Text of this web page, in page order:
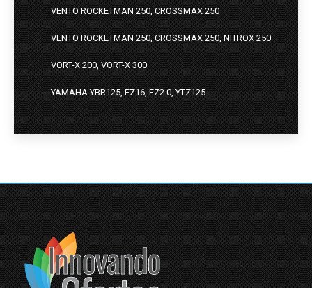
VENTO ROCKETMAN 250, CROSSMAX 250
VENTO ROCKETMAN 250, CROSSMAX 250, NITROX 250
VORT-X 200, VORT-X 300
YAMAHA YBR125, FZ16, FZ2.0, YTZ125